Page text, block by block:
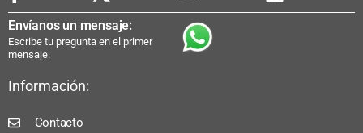
Envíanos un mensaje:
Escribe tu pregunta en el primer
mensaje.
Información:
Contacto